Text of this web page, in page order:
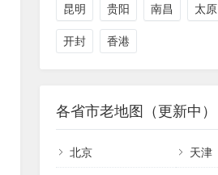
昆明 贵阳 南昌 太原
开封 香港
各省市老地图（更新中）
北京 天津